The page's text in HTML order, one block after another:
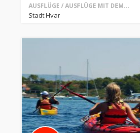
AUSFLÜGE / AUSFLÜGE MIT DEM...
Stadt Hvar